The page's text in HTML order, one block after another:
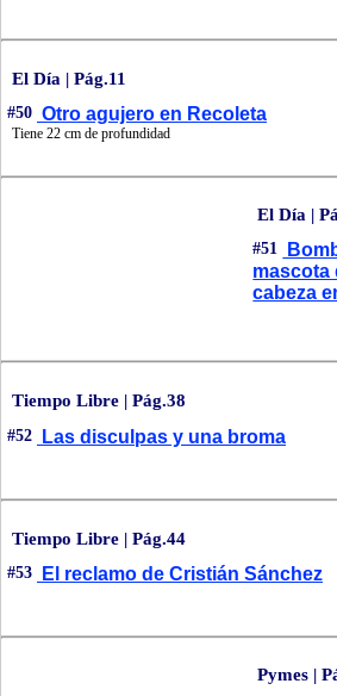
El Día | Pág.11
#50 Otro agujero en Recoleta
Tiene 22 cm de profundidad
El Día |
#51
mascota
cabeza
Tiempo Libre | Pág.38
#52 Las disculpas y una broma
Tiempo Libre | Pág.44
#53 El reclamo de Cristián Sánchez
Pymes |